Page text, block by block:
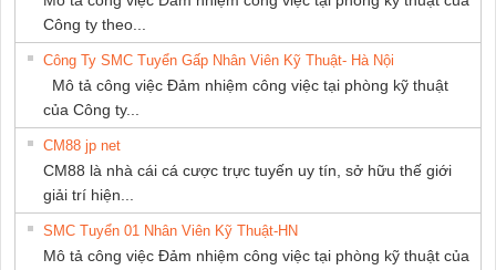
Công ty theo...
Công Ty SMC Tuyển Gấp Nhân Viên Kỹ Thuật- Hà Nội
Mô tả công việc Đảm nhiệm công việc tại phòng kỹ thuật
của Công ty...
CM88 jp net
CM88 là nhà cái cá cược trực tuyến uy tín, sở hữu thế giới
giải trí hiện...
SMC Tuyển 01 Nhân Viên Kỹ Thuật-HN
Mô tả công việc Đảm nhiệm công việc tại phòng kỹ thuật của